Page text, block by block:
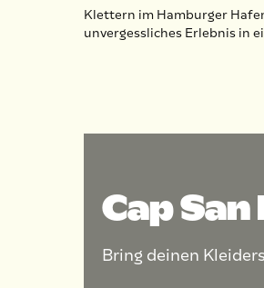
Klettern im Hamburger
unvergessliches Erlebnis in
Cap
Bring deinen